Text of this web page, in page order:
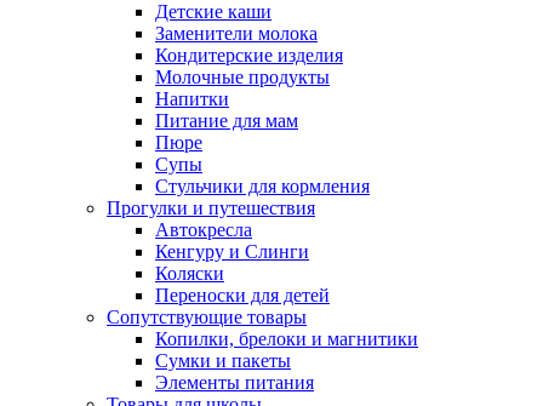
Детские каши
Заменители молока
Кондитерские изделия
Молочные продукты
Напитки
Питание для мам
Пюре
Супы
Стульчики для кормления
Прогулки и путешествия
Автокресла
Кенгуру и Слинги
Коляски
Переноски для детей
Сопутствующие товары
Копилки, брелоки и магнитики
Сумки и пакеты
Элементы питания